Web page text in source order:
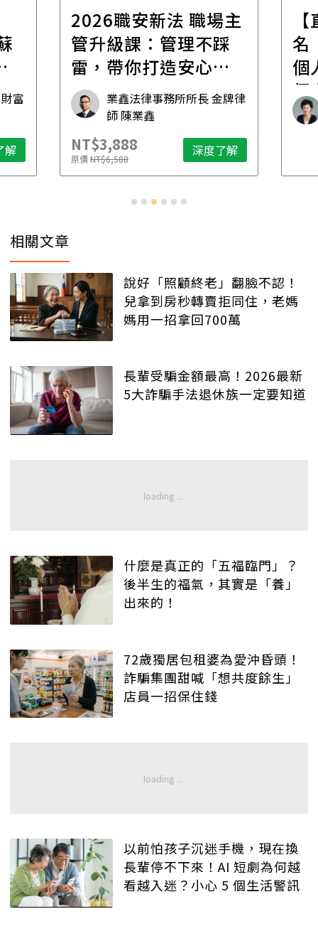
律
解
【直播講座】免費報
名｜8/11譚敦慈的一
個人生活必修課：一
個人住，五件事要先
想清楚！資深獨立活執行者 無毒生活
教母 譚敦慈
深度了解
修
居
相關文章
說好「照顧終老」翻臉不認！
兒拿到房秒轉賣拒同住，老媽
媽用一招拿回700萬
長輩受騙金額最高！2026最新
5大詐騙手法退休族一定要知道
什麼是真正的「五福臨門」？
後半生的福氣，其實是「養」
出來的！
72歲獨居包租婆為愛沖昏頭！
詐騙集團甜喊「想共度餘生」
店員一招保住錢
以前怕孩子沉迷手機，現在換
長輩停不下來！AI 短劇為何越
看越入迷？小心 5 個生活警訊